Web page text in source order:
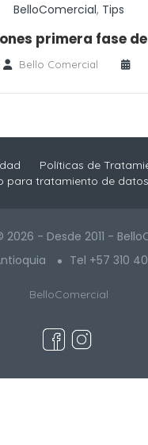
BelloComercial, Tips
primera fase
Bello Comercial
Políticas de
para tratamiento de datos
- Desde 2011 -
Tel +57 310
BelloComercial